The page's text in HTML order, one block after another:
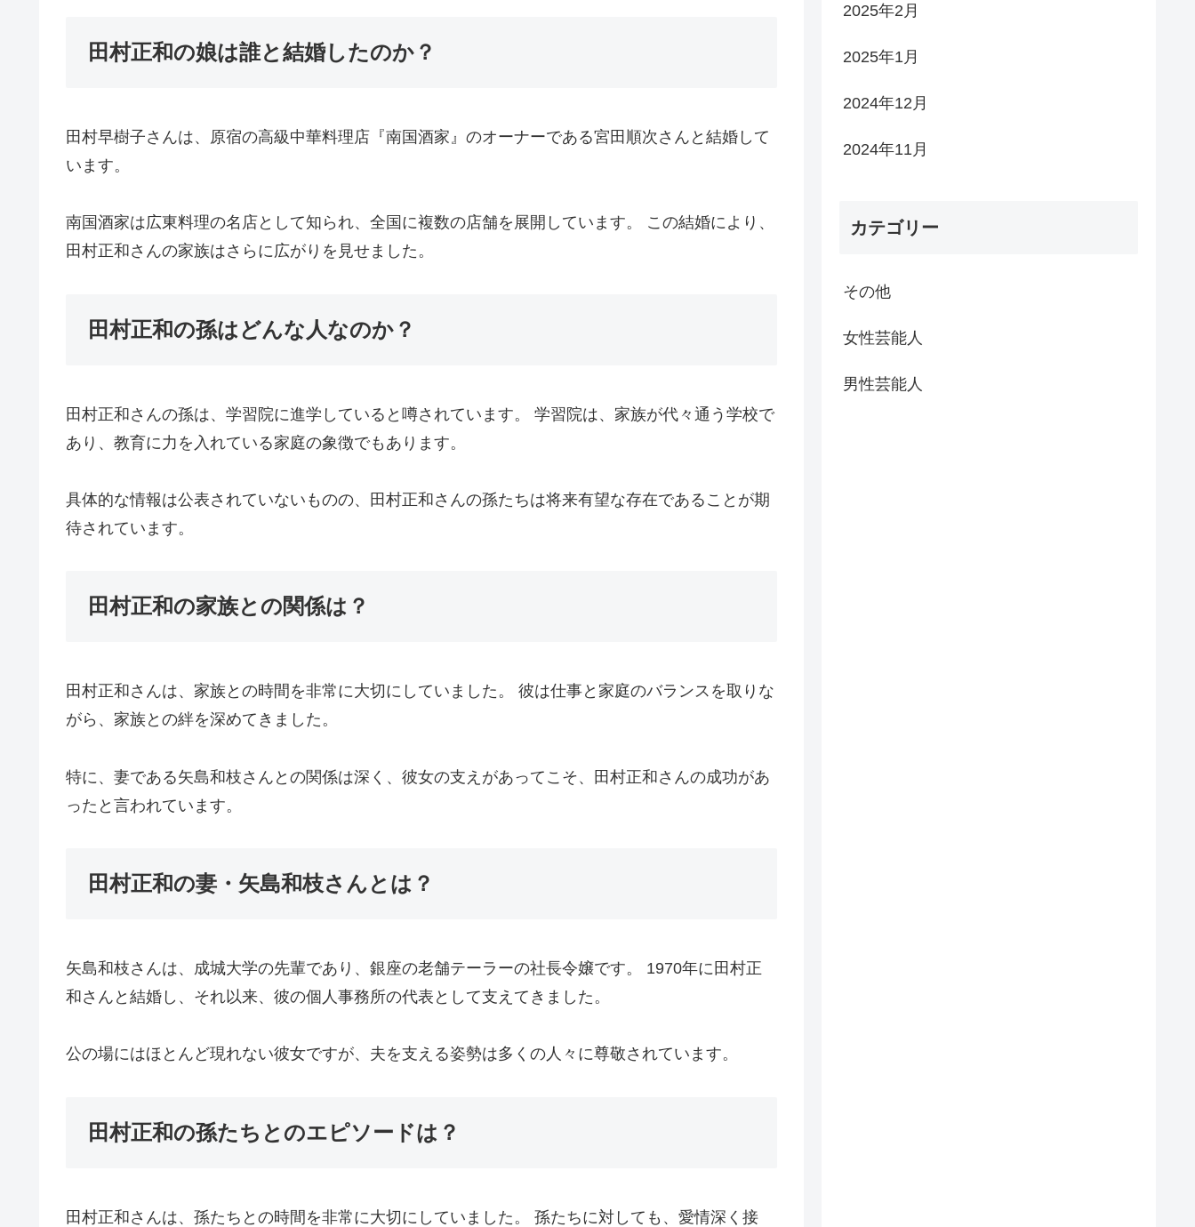
田村正和の娘は誰と結婚したのか？
田村早樹子さんは、原宿の高級中華料理店『南国酒家』のオーナーである宮田順次さんと結婚して
います。
南国酒家は広東料理の名店として知られ、全国に複数の店舗を展開しています。 この結婚により、
田村正和さんの家族はさらに広がりを見せました。
田村正和の孫はどんな人なのか？
田村正和さんの孫は、学習院に進学していると噂されています。 学習院は、家族が代々通う学校で
あり、教育に力を入れている家庭の象徴でもあります。
具体的な情報は公表されていないものの、田村正和さんの孫たちは将来有望な存在であることが期
待されています。
田村正和の家族との関係は？
田村正和さんは、家族との時間を非常に大切にしていました。 彼は仕事と家庭のバランスを取りな
がら、家族との絆を深めてきました。
特に、妻である矢島和枝さんとの関係は深く、彼女の支えがあってこそ、田村正和さんの成功があ
ったと言われています。
田村正和の妻・矢島和枝さんとは？
矢島和枝さんは、成城大学の先輩であり、銀座の老舗テーラーの社長令嬢です。 1970年に田村正
和さんと結婚し、それ以来、彼の個人事務所の代表として支えてきました。
公の場にはほとんど現れない彼女ですが、夫を支える姿勢は多くの人々に尊敬されています。
田村正和の孫たちとのエピソードは？
田村正和さんは、孫たちとの時間を非常に大切にしていました。 孫たちに対しても、愛情深く接
2025年2月
2025年1月
2024年12月
2024年11月
カテゴリー
その他
女性芸能人
男性芸能人